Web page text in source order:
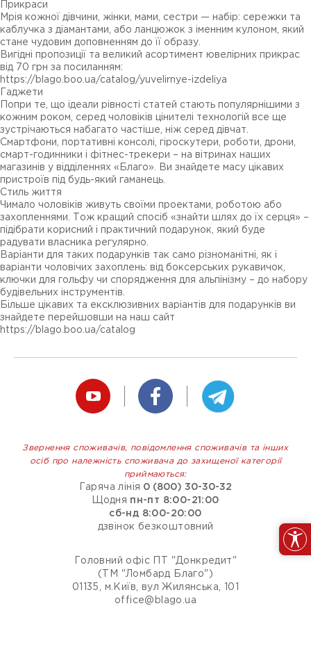
Прикраси
Мрія кожної дівчини, жінки, мами, сестри — набір: сережки та
каблучка з діамантами, або ланцюжок з іменним кулоном, який
стане чудовим доповненням до її образу.
Вигідні пропозиції та великий асортимент ювелірних прикрас
від 70 грн за посиланням:
https://blago.boo.ua/catalog/yuvelirnye-izdeliya
Гаджети
Попри те, що ідеали рівності статей стають популярнішими з
кожним роком, серед чоловіків цінителі технологій все ще
зустрічаються набагато частіше, ніж серед дівчат.
Смартфони, портативні консолі, гіроскутери, роботи, дрони,
смарт-годинники і фітнес-трекери – на вітринах наших
магазинів у відділеннях «Благо». Ви знайдете масу цікавих
пристроїв під будь-який гаманець.
Стиль життя
Чимало чоловіків живуть своїми проектами, роботою або
захопленнями. Тож кращий спосіб «знайти шлях до їх серця» –
підібрати корисний і практичний подарунок, який буде
радувати власника регулярно.
Варіанти для таких подарунків так само різноманітні, як і
варіанти чоловічих захоплень: від боксерських рукавичок,
ключки для гольфу чи спорядження для альпінізму – до набору
будівельних інструментів.
Більше цікавих та ексклюзивних варіантів для подарунків ви
знайдете перейшовши на наш сайт
https://blago.boo.ua/catalog
Звернення споживачів, повідомлення споживачів та інших
осіб про належність споживача до захищеної категорії
приймаються:
Гаряча лінія 0 (800) 30-30-32
Щодня пн-пт 8:00-21:00
сб-нд 8:00-20:00
дзвінок безкоштовний
Головний офіс ПТ "Донкредит"
(ТМ "Ломбард Благо")
01135, м.Київ, вул Жилянська, 101
office@blago.ua